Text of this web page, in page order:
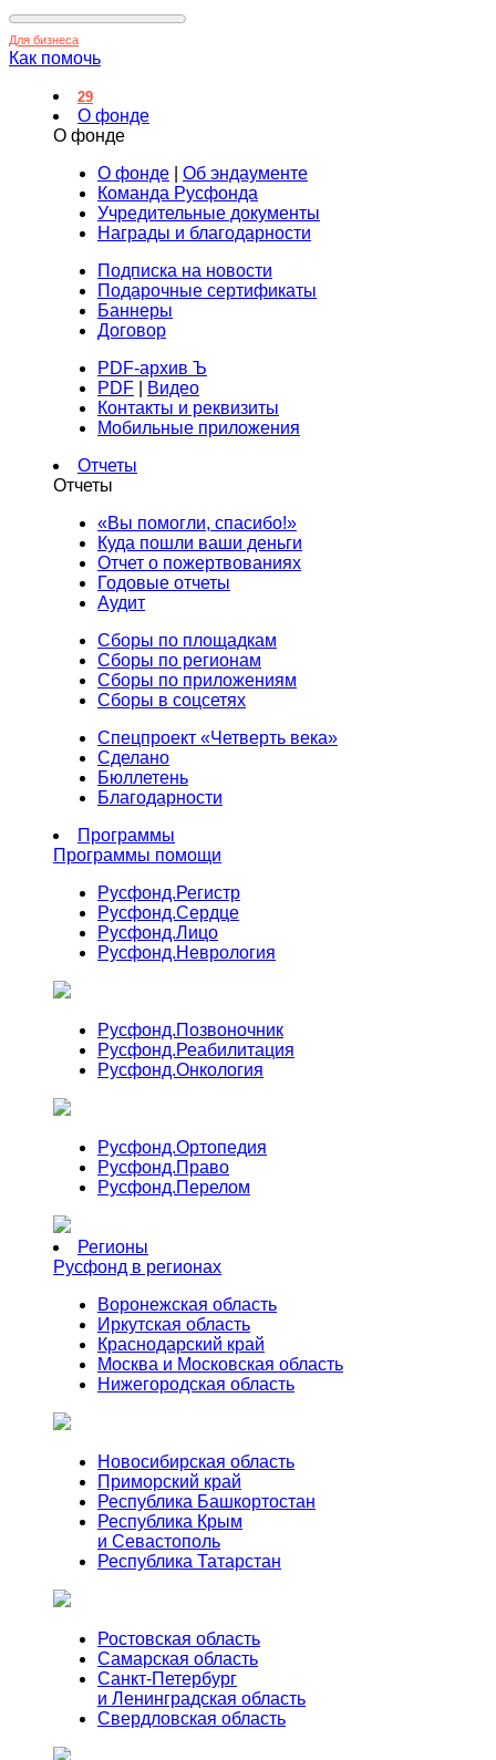
Для бизнеса
Как помочь
29
О фонде
О фонде
О фонде
Об эндаументе
Команда Русфонда
Учредительные документы
Награды и благодарности
Подписка на новости
Подарочные сертификаты
Баннеры
Договор
PDF-архив Ъ
PDF
Видео
Контакты и реквизиты
Мобильные приложения
Отчеты
Отчеты
«Вы помогли, спасибо!»
Куда пошли ваши деньги
Отчет о пожертвованиях
Годовые отчеты
Аудит
Сборы по площадкам
Сборы по регионам
Сборы по приложениям
Сборы в соцсетях
Спецпроект «Четверть века»
Сделано
Бюллетень
Благодарности
Программы
Программы помощи
Русфонд.Регистр
Русфонд.Сердце
Русфонд.Лицо
Русфонд.Неврология
Русфонд.Позвоночник
Русфонд.Реабилитация
Русфонд.Онкология
Русфонд.Ортопедия
Русфонд.Право
Русфонд.Перелом
Регионы
Русфонд в регионах
Воронежская область
Иркутская область
Краснодарский край
Москва и Московская область
Нижегородская область
Новосибирская область
Приморский край
Республика Башкортостан
Республика Крым
и Севастополь
Республика Татарстан
Ростовская область
Самарская область
Санкт-Петербург
и Ленинградская область
Свердловская область